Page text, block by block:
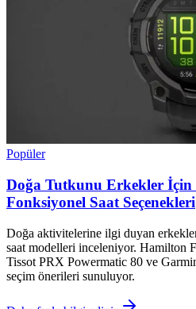
Popüler
Doğa Tutkunu Erkekler İçin
Fonksiyonel Saat Seçenekleri
Doğa aktivitelerine ilgi duyan
saat modelleri inceleniyor. Hamilton
Tissot PRX Powermatic 80 ve
seçim önerileri sunuluyor.